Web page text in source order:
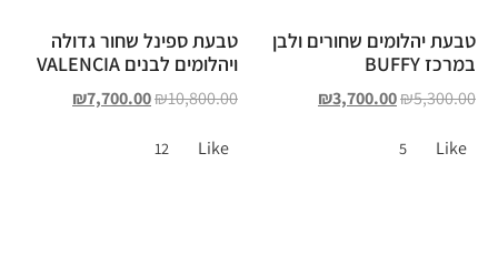
טבעת יהלומים שחורים ולבן
במרכז BUFFY
₪5,300.00
₪3,700.00
Like
5
טבעת ספינל שחור גדולה
ויהלומים לבנים VALENCIA
₪10,800.00
₪7,700.00
Like
12